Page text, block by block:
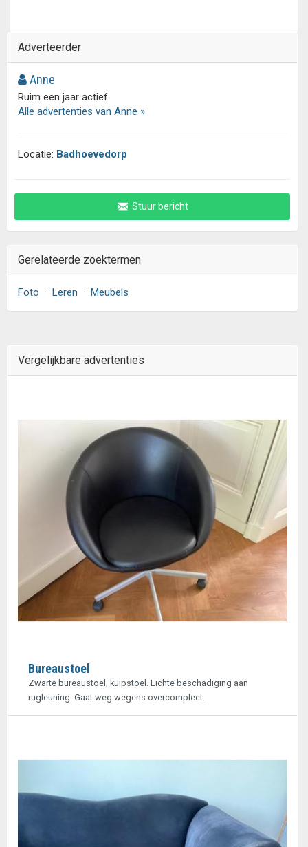
Adverteerder
Anne
Ruim een jaar actief
Alle advertenties van Anne »
Locatie: Badhoevedorp
Stuur bericht
Gerelateerde zoektermen
Foto · Leren · Meubels
Vergelijkbare advertenties
Bureaustoel
Zwarte bureaustoel, kuipstoel. Lichte beschadiging aan
rugleuning. Gaat weg wegens overcompleet.